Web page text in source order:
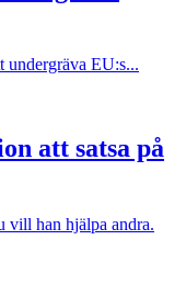
undergräva EU:s...
att satsa på
vill han hjälpa andra.